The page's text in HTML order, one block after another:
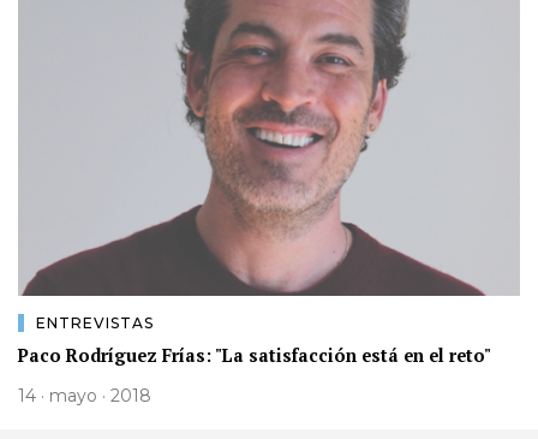
ENTREVISTAS
Paco Rodríguez Frías: "La satisfacción está en el reto"
14 · mayo · 2018